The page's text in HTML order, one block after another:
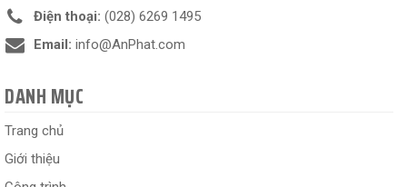
Điện thoại: (028) 6269 1495
Email: info@AnPhat.com
DANH MỤC
Trang chủ
Giới thiệu